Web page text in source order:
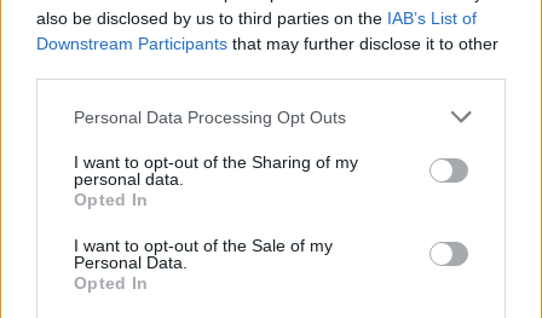
also be disclosed by us to third parties on the IAB’s List of
Downstream Participants that may further disclose it to other
Personal Data Processing Opt Outs
I want to opt-out of the Sharing of my
personal data.
Opted In
I want to opt-out of the Sale of my
Personal Data.
Opted In
Πρωινή